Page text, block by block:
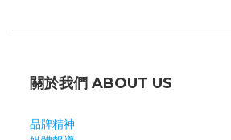
回頭看近期國內外大事，國際恐怖攻擊
發覺關於我們 ABOUT US
品牌精神